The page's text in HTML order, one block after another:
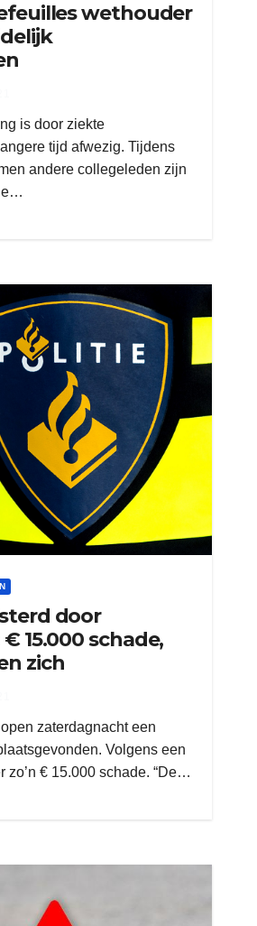
wethouder
is door ziekte
tijd afwezig. Tijdens
andere collegeleden zijn
door
15.000 schade,
zich
zaterdagnacht een
Volgens een
zo’n € 15.000 schade. “De…